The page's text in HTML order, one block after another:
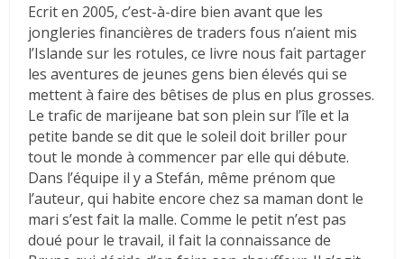
Ecrit en 2005, c’est-à-dire bien avant que les
jongleries financières de traders fous n’aient mis
l’Islande sur les rotules, ce livre nous fait partager
les aventures de jeunes gens bien élevés qui se
mettent à faire des bêtises de plus en plus grosses.
Le trafic de marijeane bat son plein sur l’île et la
petite bande se dit que le soleil doit briller pour
tout le monde à commencer par elle qui débute.
Dans l’équipe il y a Stefán, même prénom que
l’auteur, qui habite encore chez sa maman dont le
mari s’est fait la malle. Comme le petit n’est pas
doué pour le travail, il fait la connaissance de